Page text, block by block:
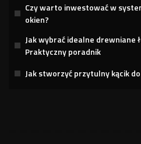
Czy warto inwestować w
okien?
Jak wybrać idealne drewniane
Praktyczny poradnik
Jak stworzyć przytulny kącik